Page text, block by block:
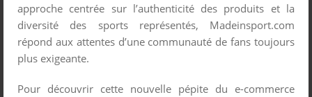
approche centrée sur l’authenticité des produits et la
diversité des sports représentés, Madeinsport.com
répond aux attentes d’une communauté de fans toujours
plus exigeante.
Pour découvrir cette nouvelle pépite du e-commerce